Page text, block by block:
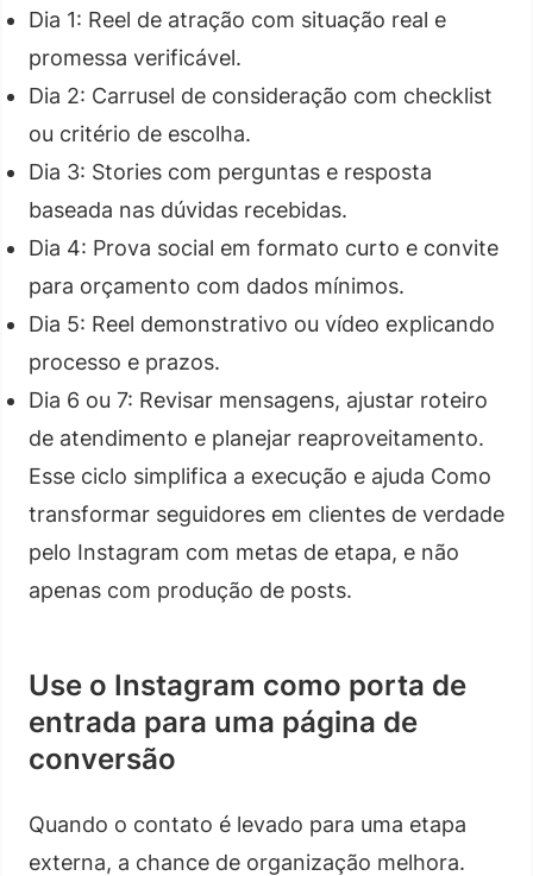
Dia 1: Reel de atração com situação real e
promessa verificável.
Dia 2: Carrusel de consideração com checklist
ou critério de escolha.
Dia 3: Stories com perguntas e resposta
baseada nas dúvidas recebidas.
Dia 4: Prova social em formato curto e convite
para orçamento com dados mínimos.
Dia 5: Reel demonstrativo ou vídeo explicando
processo e prazos.
Dia 6 ou 7: Revisar mensagens, ajustar roteiro
de atendimento e planejar reaproveitamento.
Esse ciclo simplifica a execução e ajuda Como
transformar seguidores em clientes de verdade
pelo Instagram com metas de etapa, e não
apenas com produção de posts.
Use o Instagram como porta de
entrada para uma página de
conversão
Quando o contato é levado para uma etapa
externa, a chance de organização melhora.